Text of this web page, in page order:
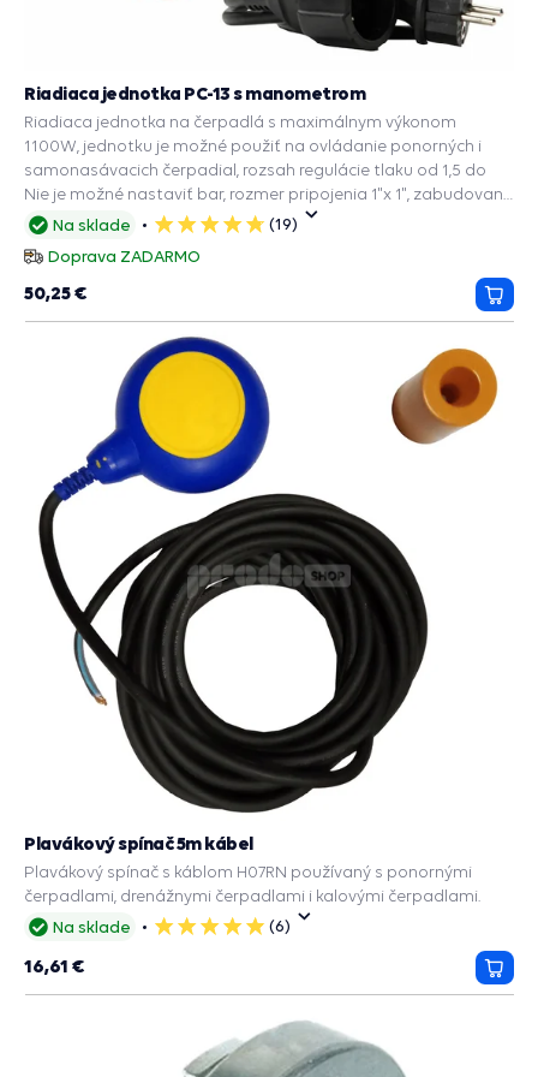
Na sklade
5
hviezdičiek
(19)
Doprava ZADARMO
Riadiaca jednotka PC-13 s manometrom
Riadiaca jednotka na čerpadlá s maximálnym výkonom
1100W, jednotku je možné použiť na ovládanie ponorných i
samonasávacich čerpadial, rozsah regulácie tlaku od 1,5 do
Nie je možné nastaviť bar, rozmer pripojenia 1"x 1", zabudované
príslušenstvo a ochranné funkcie: PRESS CONTROL na čerpadlá,
50,25 €
do
Na sklade
5
(6)
Plavákový spínač 5m kábel
Plavákový spínač s káblom H07RN používaný s ponornými
čerpadlami, drenážnymi čerpadlami i kalovými čerpadlami.
16,61 €
do